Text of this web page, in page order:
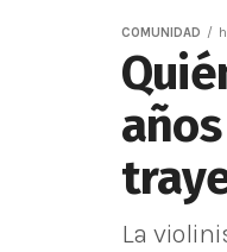
COMUNIDAD
La